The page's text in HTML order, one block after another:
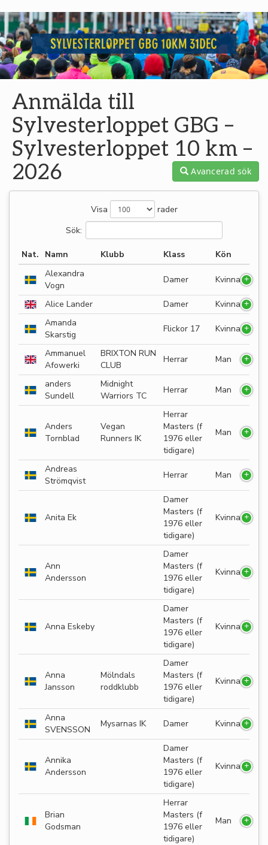
Anmälda till
Sylvesterloppet GBG –
Sylvesterloppet 10 km –
2026
Avancerad sök
Visa
rader
Sök:
Nat. Namn Klubb Klass
Kön
Alexandra
Vogn
Damer Kvinna
Alice Lander Damer
Kvinna
Amanda
Skarstig
Flickor 17 Kvinna
Ammanuel
Afowerki
BRIXTON RUN
CLUB
Herrar Man
anders
Sundell
Midnight
Warriors TC
Herrar Man
Anders
Tornblad
Vegan
Runners IK
Herrar
Masters (f
1976 eller
tidigare)
Man
Andreas
Strömqvist
Herrar Man
Anita Ek
Damer
Masters (f
1976 eller
tidigare)
Kvinna
Ann
Andersson
Damer
Masters (f
1976 eller
tidigare)
Kvinna
Anna Eskeby
Damer
Masters (f
1976 eller
tidigare)
Kvinna
Anna
Jansson
Mölndals
roddklubb
Damer
Masters (f
1976 eller
tidigare)
Kvinna
Anna
SVENSSON
Mysarnas IK Damer Kvinna
Annika
Andersson
Damer
Masters (f
1976 eller
tidigare)
Kvinna
Brian
Godsman
Herrar
Masters (f
1976 eller
tidigare)
Man